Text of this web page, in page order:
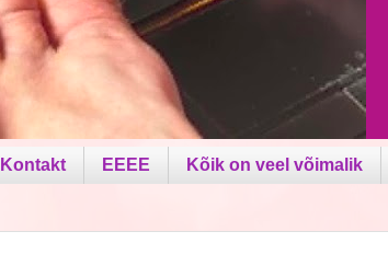
Kontakt EEEE Kõik on veel võimalik